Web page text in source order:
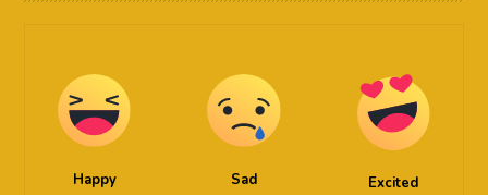
Happy Sad Excited